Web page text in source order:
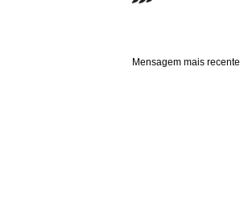
Mensagem mais recente